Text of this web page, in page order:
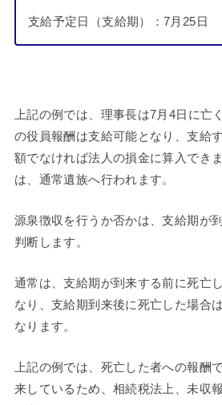
支給予定日（支給期）：7月25日
上記の例では、理事長は7月4日に亡
の役員報酬は支給可能となり、支給
額でなければ法人の損金に算入でき
は、通常遺族へ行われます。
源泉徴収を行うか否かは、支給期が
判断します。
通常は、支給期が到来する前に死亡
なり、支給期到来後に死亡した場合
なります。
上記の例では、死亡した者への報酬
来しているため、相続税法上、未収